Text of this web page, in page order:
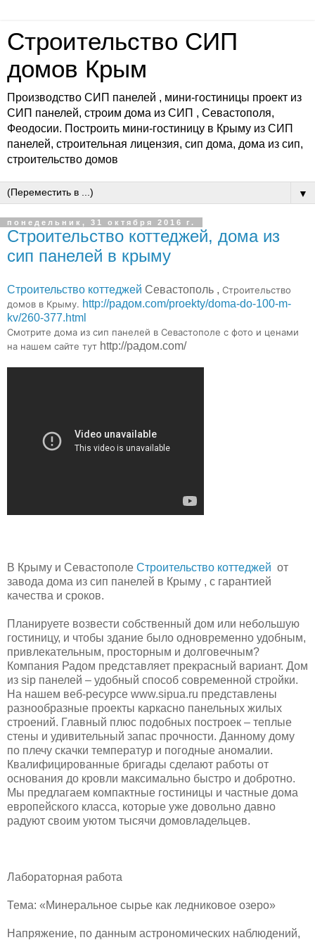
Строительство СИП
домов Крым
Производство СИП панелей , мини-гостиницы проект из
СИП панелей, строим дома из СИП , Севастополя,
Феодосии. Построить мини-гостиницу в Крыму из СИП
панелей, строительная лицензия, сип дома, дома из сип,
строительство домов
▼
понедельник, 31 октября 2016 г.
Строительство коттеджей, дома из
сип панелей в крыму
Строительство коттеджей Севастополь , Строительство
домов в Крыму. http://радом.com/proekty/doma-do-100-m-
kv/260-377.html
Смотрите дома из сип панелей в Севастополе с фото и ценами
на нашем сайте тут http://радом.com/
В Крыму и Севастополе Строительство коттеджей от
завода дома из сип панелей в Крыму , с гарантией
качества и сроков.
Планируете возвести собственный дом или небольшую
гостиницу, и чтобы здание было одновременно удобным,
привлекательным, просторным и долговечным?
Компания Радом представляет прекрасный вариант. Дом
из sip панелей – удобный способ современной стройки.
На нашем веб-ресурсе www.sipua.ru представлены
разнообразные проекты каркасно панельных жилых
строений. Главный плюс подобных построек – теплые
стены и удивительный запас прочности. Данному дому
по плечу скачки температур и погодные аномалии.
Квалифицированные бригады сделают работы от
основания до кровли максимально быстро и добротно.
Мы предлагаем компактные гостиницы и частные дома
европейского класса, которые уже довольно давно
радуют своим уютом тысячи домовладельцев.
Лабораторная работа
Тема: «Минеральное сырье как ледниковое озеро»
Напряжение, по данным астрономических наблюдений,